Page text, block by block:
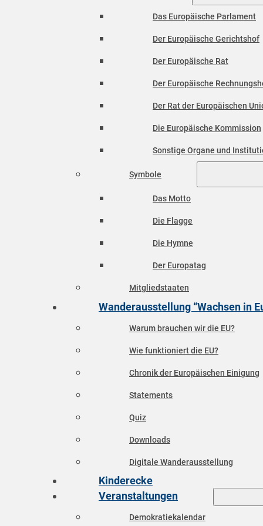
Das Europäische Parlament
Der Europäische Gerichtshof
Der Europäische Rat
Der Europäische
Der Rat der Europäischen
Die Europäische Kommission
Sonstige Organe und
Symbole
Das Motto
Die Flagge
Die Hymne
Der Europatag
Mitgliedstaaten
Wanderausstellung “Wachsen in
Warum brauchen wir die EU?
Wie funktioniert die EU?
Chronik der Europäischen Einigung
Statements
Quiz
Downloads
Digitale Wanderausstellung
Kinderecke
Veranstaltungen
Demokratiekalendar